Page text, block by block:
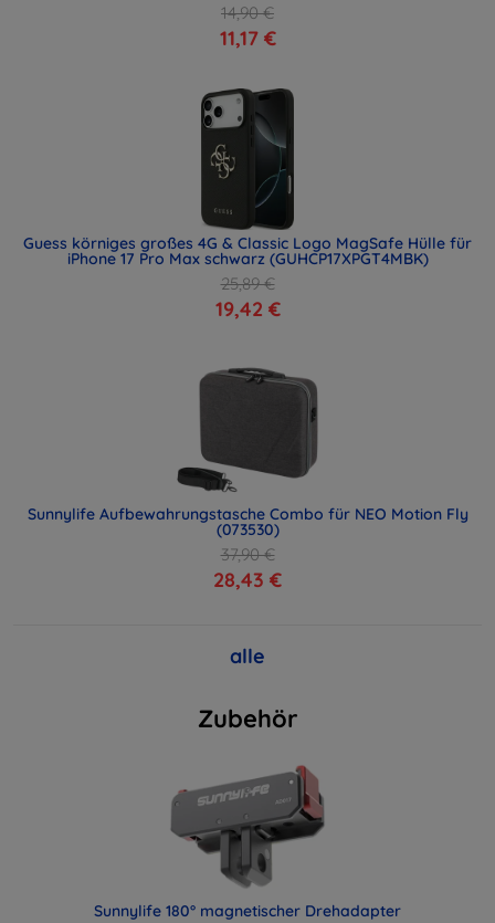
14,90 €
11,17 €
Guess körniges großes 4G & Classic Logo MagSafe Hülle für
iPhone 17 Pro Max schwarz (GUHCP17XPGT4MBK)
25,89 €
19,42 €
Sunnylife Aufbewahrungstasche Combo für NEO Motion Fly
(073530)
37,90 €
28,43 €
alle
Zubehör
Sunnylife 180° magnetischer Drehadapter